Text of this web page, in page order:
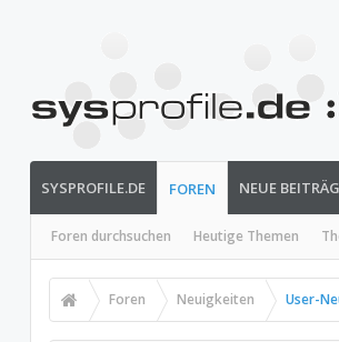
SYSPROFILE.DE FOREN
Foren durchsuchen Heutige Themen
NEUE
Foren Neuigkeiten User-